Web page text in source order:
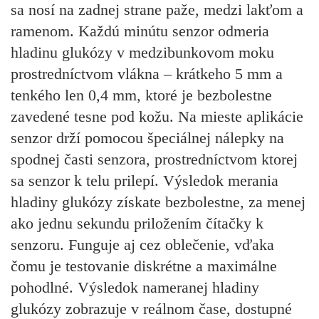
sa nosí na zadnej strane paže, medzi lakťom a
ramenom. Každú minútu senzor odmeria
hladinu glukózy v medzibunkovom moku
prostredníctvom vlákna – krátkeho 5 mm a
tenkého len 0,4 mm, ktoré je bezbolestne
zavedené tesne pod kožu. Na mieste aplikácie
senzor drží pomocou špeciálnej nálepky na
spodnej časti senzora, prostredníctvom ktorej
sa senzor k telu prilepí. Výsledok merania
hladiny glukózy získate bezbolestne, za menej
ako jednu sekundu priložením čítačky k
senzoru. Funguje aj cez oblečenie, vďaka
čomu je testovanie diskrétne a maximálne
pohodlné. Výsledok nameranej hladiny
glukózy zobrazuje v reálnom čase, dostupné